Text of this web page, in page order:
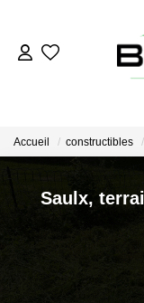
Accueil constructibles
Saulx,